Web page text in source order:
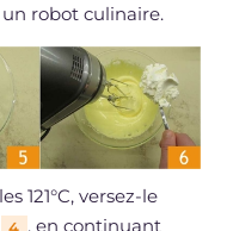
robot culinaire.
121°C, versez-le
, en continuant